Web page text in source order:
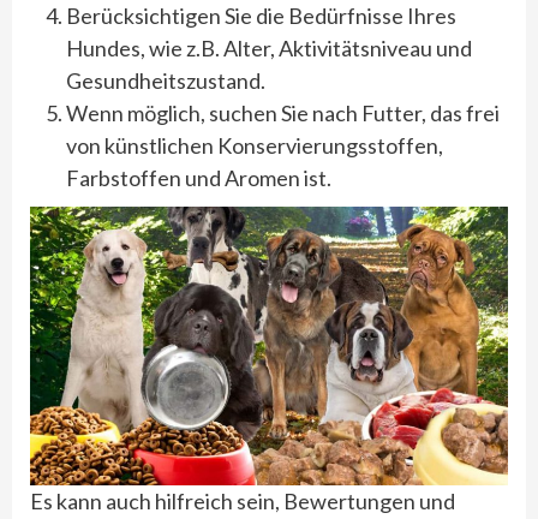
Berücksichtigen Sie die Bedürfnisse Ihres
Hundes, wie z.B. Alter, Aktivitätsniveau und
Gesundheitszustand.
Wenn möglich, suchen Sie nach Futter, das frei
von künstlichen Konservierungsstoffen,
Farbstoffen und Aromen ist.
Es kann auch hilfreich sein, Bewertungen und